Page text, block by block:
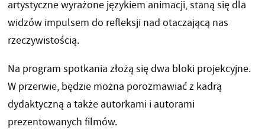
artystyczne wyrażone językiem animacji, staną się dla
widzów impulsem do refleksji nad otaczającą nas
rzeczywistością.
Na program spotkania złożą się dwa bloki projekcyjne.
W przerwie, będzie można porozmawiać z kadrą
dydaktyczną a także autorkami i autorami
prezentowanych filmów.